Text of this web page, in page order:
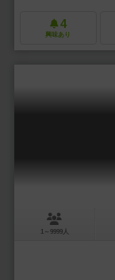
4
興味あり
1～9999人